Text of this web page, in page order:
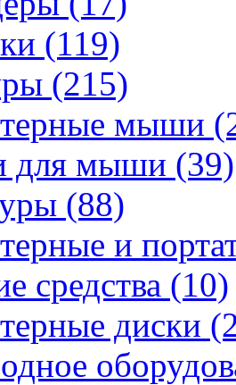
(119)
(215)
мыши
для мыши (39)
(88)
и
средства (10)
диски